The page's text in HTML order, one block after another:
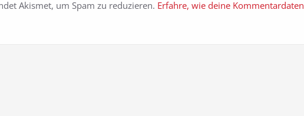
Akismet, um Spam zu reduzieren. Erfahre, wie deine Kommentardaten